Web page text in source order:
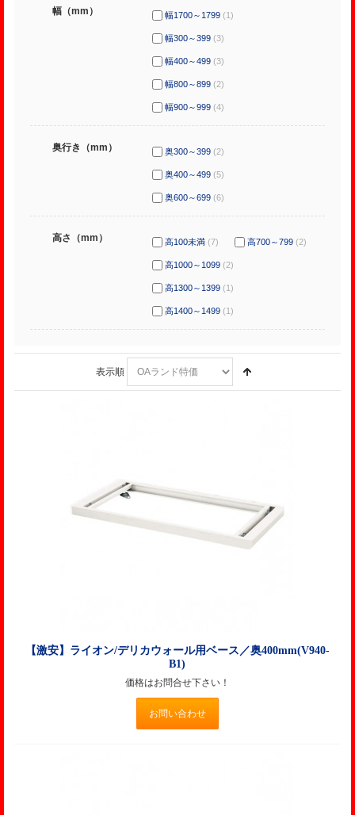
幅（mm） 幅1700～1799 (1)
幅300～399 (3)
幅400～499 (3)
幅800～899 (2)
幅900～999 (4)
奥行き（mm） 奥300～399 (2)
奥400～499 (5)
奥600～699 (6)
高さ（mm） 高100未満 (7) 高700～799 (2)
高1000～1099 (2)
高1300～1399 (1)
高1400～1499 (1)
表示順
【激安】ライオン/デリカウォール用ベース／奥400mm(V940-
B1)
価格はお問合せ下さい！
お問い合わせ